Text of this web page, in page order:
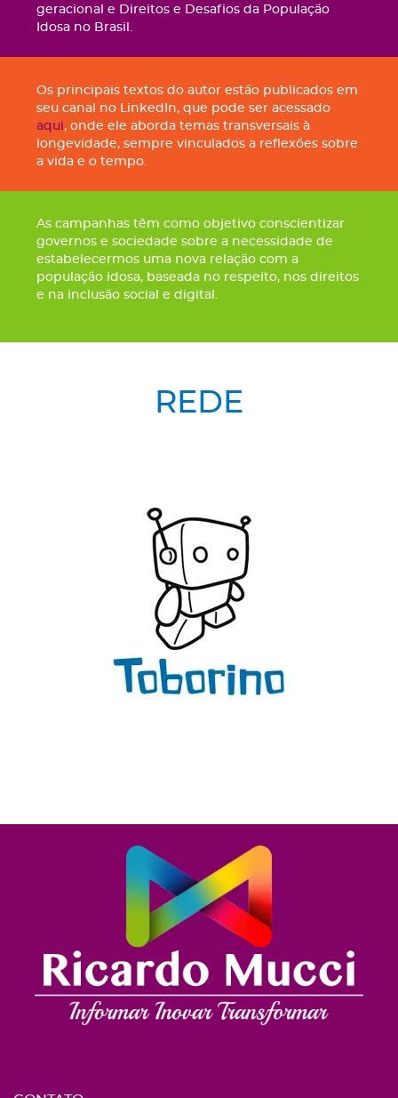
geracional e Direitos e Desafios da População
Idosa no Brasil.
Os principais textos do autor estão publicados em
seu canal no LinkedIn, que pode ser acessado
aqui, onde ele aborda temas transversais à
longevidade, sempre vinculados a reflexões sobre
a vida e o tempo.
As campanhas têm como objetivo conscientizar
governos e sociedade sobre a necessidade de
estabelecermos uma nova relação com a
população idosa, baseada no respeito, nos direitos
e na inclusão social e digital.
REDE